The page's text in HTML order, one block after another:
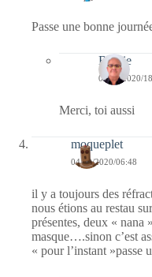
Passe une bonne
Bernie
04/09/2020/
Merci, toi aussi
moqueplet
04/09/2020/06:48
il y a toujours des
nous étions au restau
présentes, deux « nana
masque….sinon c’est
« pour l’instant »passe